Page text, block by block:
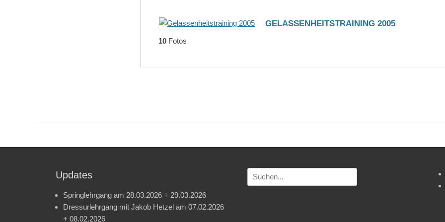
GELASSENHEITSTRAINING 2005
10 Fotos
Updates
Springlehrgang am 28.03.2026 + 29.03.2026
Dressurlehrgang mit Jakob Hetzel am 07.02.2026
+ 08.02.2026
Suchen
nach: